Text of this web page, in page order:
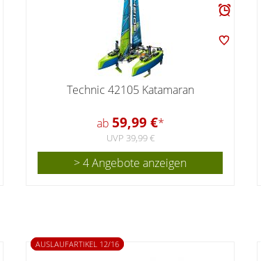
Technic 42105 Katamaran
ab 59,99 €*
UVP 39,99 €
> 4 Angebote anzeigen
AUSLAUFARTIKEL 12/16